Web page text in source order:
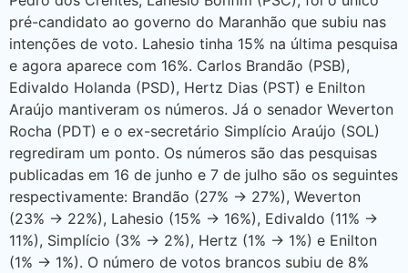
pré-candidato ao governo do Maranhão que subiu nas
intenções de voto. Lahesio tinha 15% na última pesquisa
e agora aparece com 16%. Carlos Brandão (PSB),
Edivaldo Holanda (PSD), Hertz Dias (PST) e Enilton
Araújo mantiveram os números. Já o senador Weverton
Rocha (PDT) e o ex-secretário Simplício Araújo (SOL)
regrediram um ponto. Os números são das pesquisas
publicadas em 16 de junho e 7 de julho são os seguintes
respectivamente: Brandão (27% -> 27%), Weverton
(23% -> 22%), Lahesio (15% -> 16%), Edivaldo (11% ->
11%), Simplício (3% -> 2%), Hertz (1% -> 1%) e Enilton
(1% -> 1%). O número de votos brancos subiu de 8%